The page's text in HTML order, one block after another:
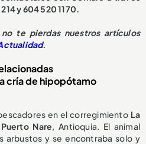
y 604 520 1170.
te pierdas nuestros artículos
.
cría de hipopótamo
en el corregimiento La
Puerto Nare, Antioquia. El animal
arbustos y se encontraba solo y